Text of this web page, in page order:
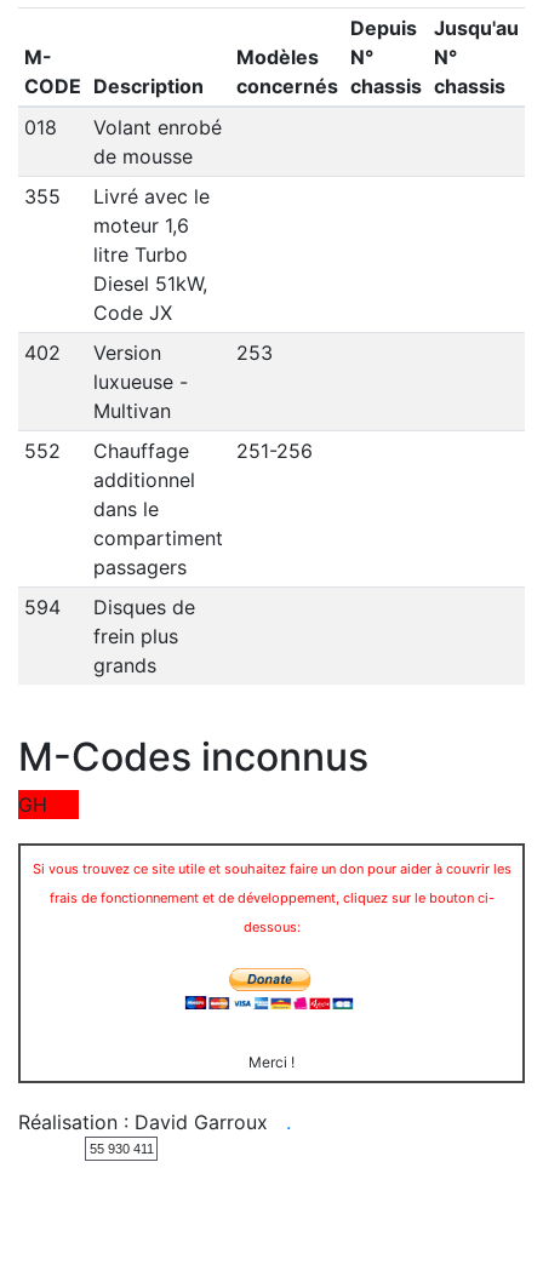
M-
CODE Description
Modèles
concernés
Depuis
N°
chassis
Jusqu'au
N°
chassis
018
Volant enrobé
de mousse
355
Livré avec le
moteur 1,6
litre Turbo
Diesel 51kW,
Code JX
402
Version
luxueuse -
Multivan
253
552
Chauffage
additionnel
dans le
compartiment
passagers
251-256
594
Disques de
frein plus
grands
M-Codes inconnus
GH
Si vous trouvez ce site utile et souhaitez faire un don pour aider à couvrir les
frais de fonctionnement et de développement, cliquez sur le bouton ci-
dessous:
Merci !
Réalisation : David Garroux .
55 930 411